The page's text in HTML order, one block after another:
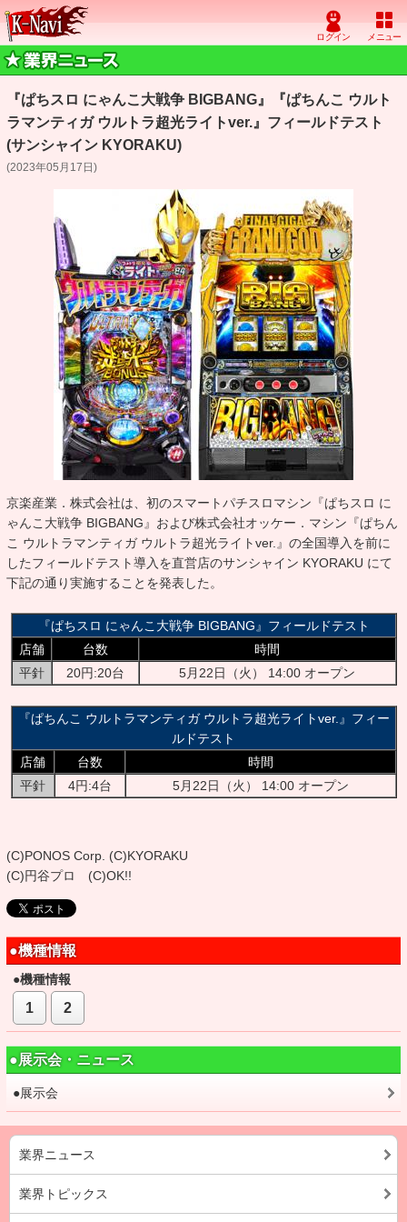
『ぱちスロ にゃんこ大戦争 BIGBANG』『ぱちんこ ウルト
ラマンティガ ウルトラ超光ライトver.』フィールドテスト
(サンシャイン KYORAKU)
(2023年05月17日)
京楽産業．株式会社は、初のスマートパチスロマシン『ぱちスロ に
ゃんこ大戦争 BIGBANG』および株式会社オッケー．マシン『ぱちん
こ ウルトラマンティガ ウルトラ超光ライトver.』の全国導入を前に
したフィールドテスト導入を直営店のサンシャイン KYORAKU にて
下記の通り実施することを発表した。
『ぱちスロ にゃんこ大戦争 BIGBANG』フィールドテスト
店舗
台数
時間
平針
20円:20台 5月22日（火） 14:00 オープン
『ぱちんこ ウルトラマンティガ ウルトラ超光ライトver.』フィー
ルドテスト
店舗
台数
時間
平針
4円:4台 5月22日（火） 14:00 オープン
(C)PONOS Corp. (C)KYORAKU
(C)円谷プロ (C)OK!!
●機種情報
●機種情報
1 2
●展示会・ニュース
●展示会
業界ニュース
業界トピックス